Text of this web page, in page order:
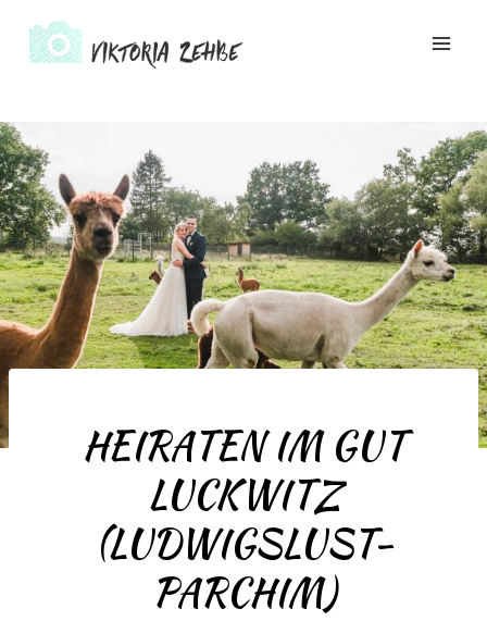
Inhalt
HEIRATEN IM GUT
LUCKWITZ
(LUDWIGSLUST-
PARCHIM)